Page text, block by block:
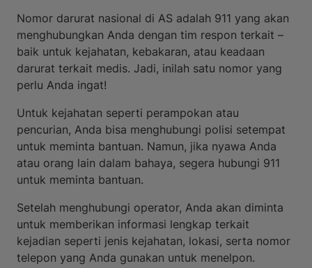
Nomor darurat nasional di AS adalah 911 yang akan
menghubungkan Anda dengan tim respon terkait –
baik untuk kejahatan, kebakaran, atau keadaan
darurat terkait medis. Jadi, inilah satu nomor yang
perlu Anda ingat!
Untuk kejahatan seperti perampokan atau
pencurian, Anda bisa menghubungi polisi setempat
untuk meminta bantuan. Namun, jika nyawa Anda
atau orang lain dalam bahaya, segera hubungi 911
untuk meminta bantuan.
Setelah menghubungi operator, Anda akan diminta
untuk memberikan informasi lengkap terkait
kejadian seperti jenis kejahatan, lokasi, serta nomor
telepon yang Anda gunakan untuk menelpon.